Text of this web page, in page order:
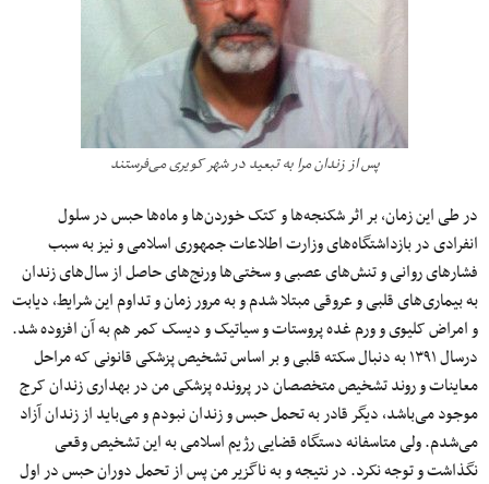
پس از زندان مرا به تبعید در شهر کویری می‌فرستند
در طی این زمان، بر اثر شکنجه‌ها و کتک خوردن‌ها و ماه‌ها حبس در سلول
انفرادی در بازداشتگاه‌های وزارت اطلاعات جمهوری اسلامی ‌و نیز به سبب
فشارهای روانی و تنش‌های عصبی و سختی‌ها ورنج‌های حاصل از سال‌های زندان
به بیماری‌های قلبی و عروقی مبتلا شدم و به مرور زمان و تداوم این شرایط، دیابت
و امراض کلیوی و ورم غده پروستات و سیاتیک و دیسک کمر هم به آن افزوده شد.
درسال ۱۳۹۱ به دنبال سکته قلبی و بر اساس تشخیص پزشکی قانونی که مراحل
معاینات و روند تشخیص متخصصان در پرونده پزشکی من در بهداری زندان کرج
موجود می‌باشد، دیگر قادر به تحمل حبس و زندان نبودم و می‌باید از زندان آزاد
می‌شدم. ولی متاسفانه دستگاه قضایی رژیم اسلامی ‌به این تشخیص وقعی
نگذاشت و توجه نکرد. در نتیجه و به ناگزیر من پس از تحمل دوران حبس در اول